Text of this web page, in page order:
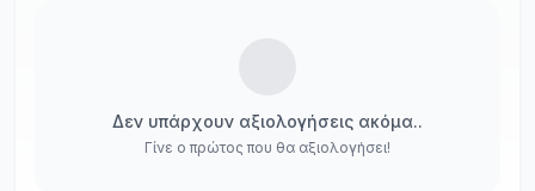
Δεν υπάρχουν αξιολογήσεις ακόμα..
Γίνε ο πρώτος που θα αξιολογήσει!